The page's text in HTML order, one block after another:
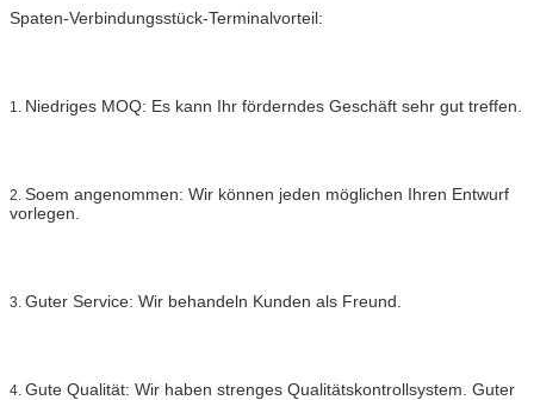
Spaten-Verbindungsstück-Terminalvorteil:
1. Niedriges MOQ: Es kann Ihr förderndes Geschäft sehr gut treffen.
2. Soem angenommen: Wir können jeden möglichen Ihren Entwurf
vorlegen.
3. Guter Service: Wir behandeln Kunden als Freund.
4. Gute Qualität: Wir haben strenges Qualitätskontrollsystem. Guter